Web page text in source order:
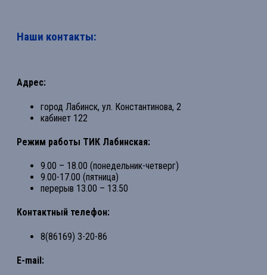
Наши контакты:
Адрес:
город Лабинск, ул. Константинова, 2
кабинет 122
Режим работы ТИК Лабинская:
9.00 – 18.00 (понедельник-четверг)
9.00-17.00 (пятница)
перерыв 13.00 – 13.50
Контактный телефон:
8(86169) 3-20-86
E-mail: